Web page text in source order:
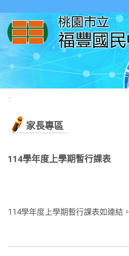
:::
家長專區
114學年度上學期暫行課表
114學年度上學期暫行課表如連結。